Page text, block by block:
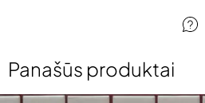
Panašūs produktai